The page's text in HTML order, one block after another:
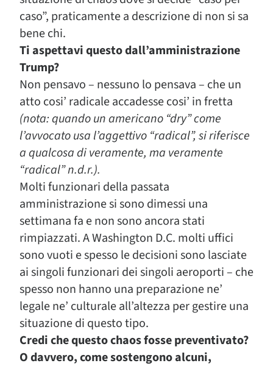
caso”, praticamente a descrizione di non si sa
bene chi.
Ti aspettavi questo dall’amministrazione
Trump?
Non pensavo – nessuno lo pensava – che un
atto cosi’ radicale accadesse cosi’ in fretta
(nota: quando un americano “dry” come
l’avvocato usa l’aggettivo “radical”, si riferisce
a qualcosa di veramente, ma veramente
“radical” n.d.r.).
Molti funzionari della passata
amministrazione si sono dimessi una
settimana fa e non sono ancora stati
rimpiazzati. A Washington D.C. molti uffici
sono vuoti e spesso le decisioni sono lasciate
ai singoli funzionari dei singoli aeroporti – che
spesso non hanno una preparazione ne’
legale ne’ culturale all’altezza per gestire una
situazione di questo tipo.
Credi che questo chaos fosse preventivato?
O davvero, come sostengono alcuni,